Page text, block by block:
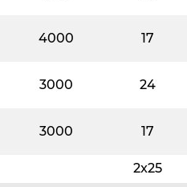
4000 17
3000 24
3000 17
2x25